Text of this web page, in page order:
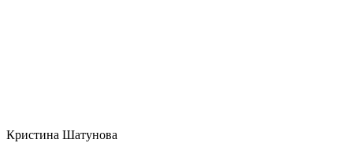
Кристина Шатунова